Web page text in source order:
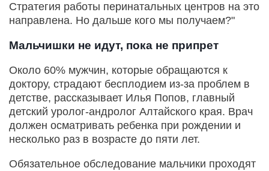
Стратегия работы перинатальных центров на это
направлена. Но дальше кого мы получаем?"
Мальчишки не идут, пока не припрет
Около 60% мужчин, которые обращаются к
доктору, страдают бесплодием из-за проблем в
детстве, рассказывает Илья Попов, главный
детский уролог-андролог Алтайского края. Врач
должен осматривать ребенка при рождении и
несколько раз в возрасте до пяти лет.
Обязательное обследование мальчики проходят